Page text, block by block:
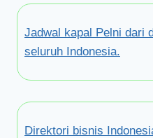
Jadwal kapal Pelni dari
seluruh Indonesia.
Direktori bisnis